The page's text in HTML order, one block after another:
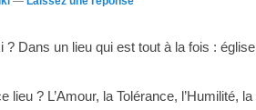
? Dans un lieu qui est tout à la fois :
lieu ? L’Amour, la Tolérance, l’Humilité,